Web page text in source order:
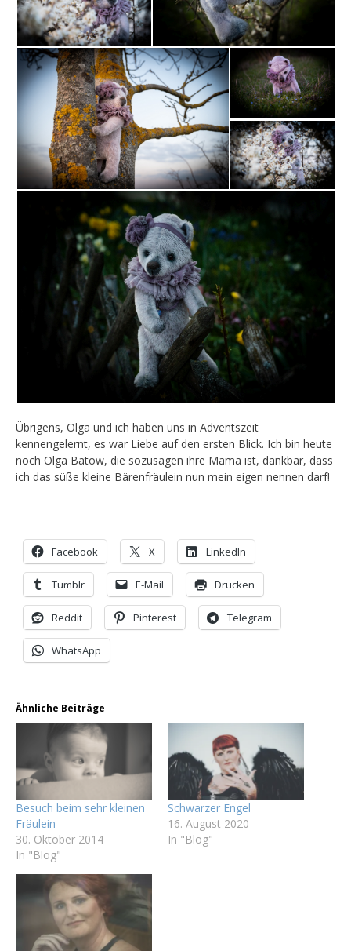
Übrigens, Olga und ich haben uns in Adventszeit
kennengelernt, es war Liebe auf den ersten Blick. Ich bin heute
noch Olga Batow, die sozusagen ihre Mama ist, dankbar, dass
ich das süße kleine Bärenfräulein nun mein eigen nennen darf!
Facebook X LinkedIn
Tumblr E-Mail Drucken
Reddit Pinterest Telegram
WhatsApp
Ähnliche Beiträge
Besuch beim sehr kleinen
Fräulein
30. Oktober 2014
In "Blog"
Schwarzer Engel
16. August 2020
In "Blog"